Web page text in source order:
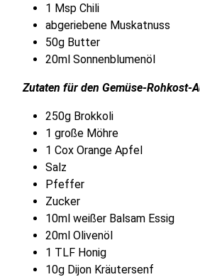
1 Msp Chili
abgeriebene Muskatnuss
50g Butter
20ml Sonnenblumenöl
Zutaten für den Gemüse-Rohkost-
250g Brokkoli
1 große Möhre
1 Cox Orange Apfel
Salz
Pfeffer
Zucker
10ml weißer Balsam Essig
20ml Olivenöl
1 TLF Honig
10g Dijon Kräutersenf